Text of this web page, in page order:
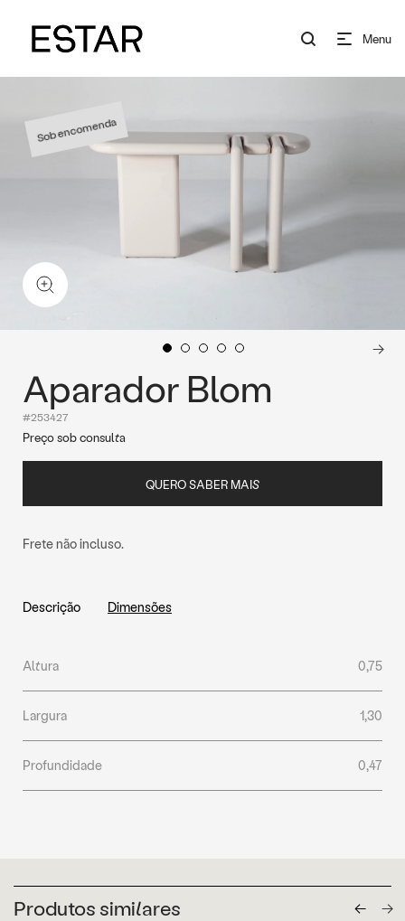
Menu
Sob encomenda
Aparador Blom
#253427
Preço sob consulta
QUERO SABER MAIS
Frete não incluso.
Descrição Dimensões
Altura 0,75
Largura 1,30
Profundidade 0,47
Produtos similares